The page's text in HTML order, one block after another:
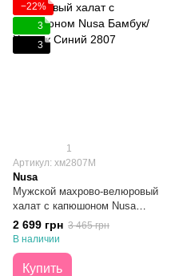
−22%
3
3
1
Артикул: хм2807M
Nusa
Мужской махрово-велюровый
халат с капюшоном Nusa
Бамбук/Хлопок Синий M
2 699 грн 3 465 грн
В наличии
Купить